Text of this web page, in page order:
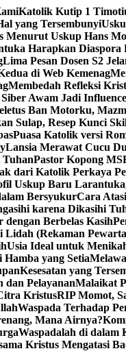
Katolik Kutip 1
yang Tersembunyi
Menurut Uskup Hans
Harapkan Diaspora
Lima Pesan Dosen S2
di Web Kemenag
Membedah Refleksi
Awam Jadi
Ban Motorku,
Sulap, Resep Kunci
Puasa Katolik versi
Lansia Merawat Cucu
Pastor Kopong
dari Katolik Perkaya
Uskup Baru
BersyukurCara
karena Dikasihi
dengan Berbelas Kasih
Lidah (Rekaman
Usia Ideal untuk
Hamba yang Setia
Kesesatan yang
dan PelayananMalaikat
KristusRIP Momot,
Waspada Terhadap
Mana Airnya?
Waspadalah di dalam
Kristus Mengatasi